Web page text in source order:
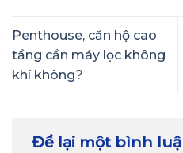
Penthouse, căn hộ cao
tầng cần máy lọc không
khí không?
Để lại một bình